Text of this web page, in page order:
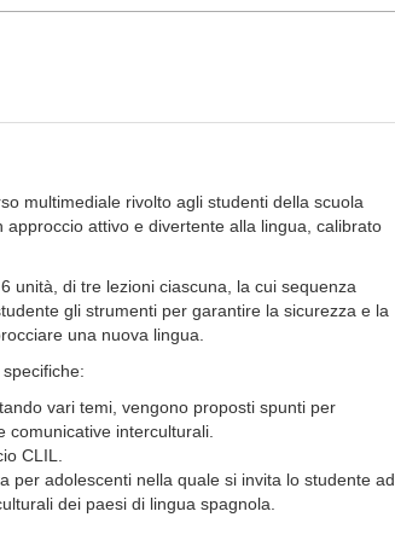
multimediale rivolto agli studenti della scuola
attivo e divertente alla lingua, calibrato
unità, di tre lezioni ciascuna, la cui sequenza
gli strumenti per garantire la sicurezza e la
una nuova lingua.
vari temi, vengono proposti spunti per
comunicative interculturali.
CLIL.
per adolescenti nella quale si invita lo studente ad
dei paesi di lingua spagnola.